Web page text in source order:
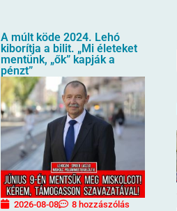
A múlt köde 2024. Lehó
kiborítja a bilit. „Mi életeket
mentünk, „ők” kapják a
pénzt”
2026-08-08 8 hozzászólás